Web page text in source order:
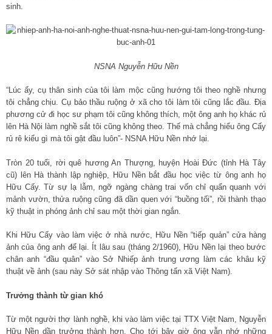
sinh.
NSNA Nguyễn Hữu Nền
“Lúc ấy, cụ thân sinh của tôi làm mộc cũng hướng tôi theo nghề nhưng
tôi chẳng chịu. Cụ bảo thầu ruộng ở xã cho tôi làm tôi cũng lắc đầu. Địa
phương cử đi học sư phạm tôi cũng không thích, một ông anh họ khác rủ
lên Hà Nội làm nghề sắt tôi cũng không theo. Thế mà chẳng hiểu ông Cấy
rủ rê kiểu gì mà tôi gật đầu luôn”- NSNA Hữu Nền nhớ lại.
Tròn 20 tuổi, rời quê hương An Thượng, huyện Hoài Đức (tỉnh Hà Tây
cũ) lên Hà thành lập nghiệp, Hữu Nền bắt đầu học việc từ ông anh họ
Hữu Cấy. Từ sự lạ lẫm, ngỡ ngàng chàng trai vốn chỉ quẩn quanh với
mảnh vườn, thửa ruộng cũng đã dần quen với “buồng tối”, rồi thành thạo
kỹ thuật in phóng ảnh chỉ sau một thời gian ngắn.
Khi Hữu Cấy vào làm việc ở nhà nước, Hữu Nền “tiếp quản” cửa hàng
ảnh của ông anh để lại. Ít lâu sau (tháng 2/1960), Hữu Nền lại theo bước
chân anh “đầu quân” vào Sở Nhiếp ảnh trung ương làm các khâu kỹ
thuật về ảnh (sau này Sở sát nhập vào Thông tấn xã Việt Nam).
Trưởng thành từ gian khó
Từ một người thợ lành nghề, khi vào làm việc tại TTX Việt Nam, Nguyễn
Hữu Nền dần trưởng thành hơn. Cho tới bây giờ ông vẫn nhớ những